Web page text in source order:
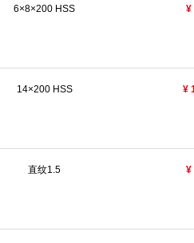
6×8×200 HSS ¥
14×200 HSS ¥
直纹1.5 ¥